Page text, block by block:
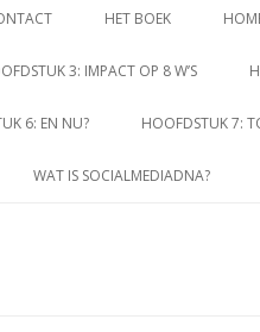
HET BOEK
3: IMPACT OP 8 W’S
6: EN NU? HOOFDSTUK 7:
WAT IS SOCIALMEDIADNA?